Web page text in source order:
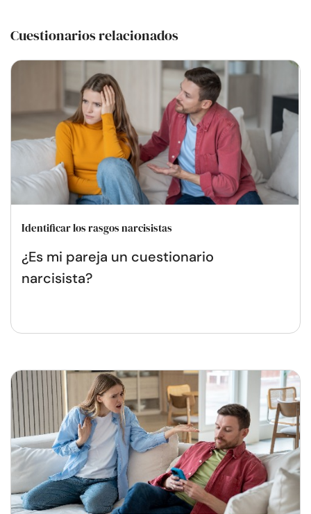
Cuestionarios relacionados
Identificar los rasgos narcisistas
¿Es mi pareja un cuestionario
narcisista?